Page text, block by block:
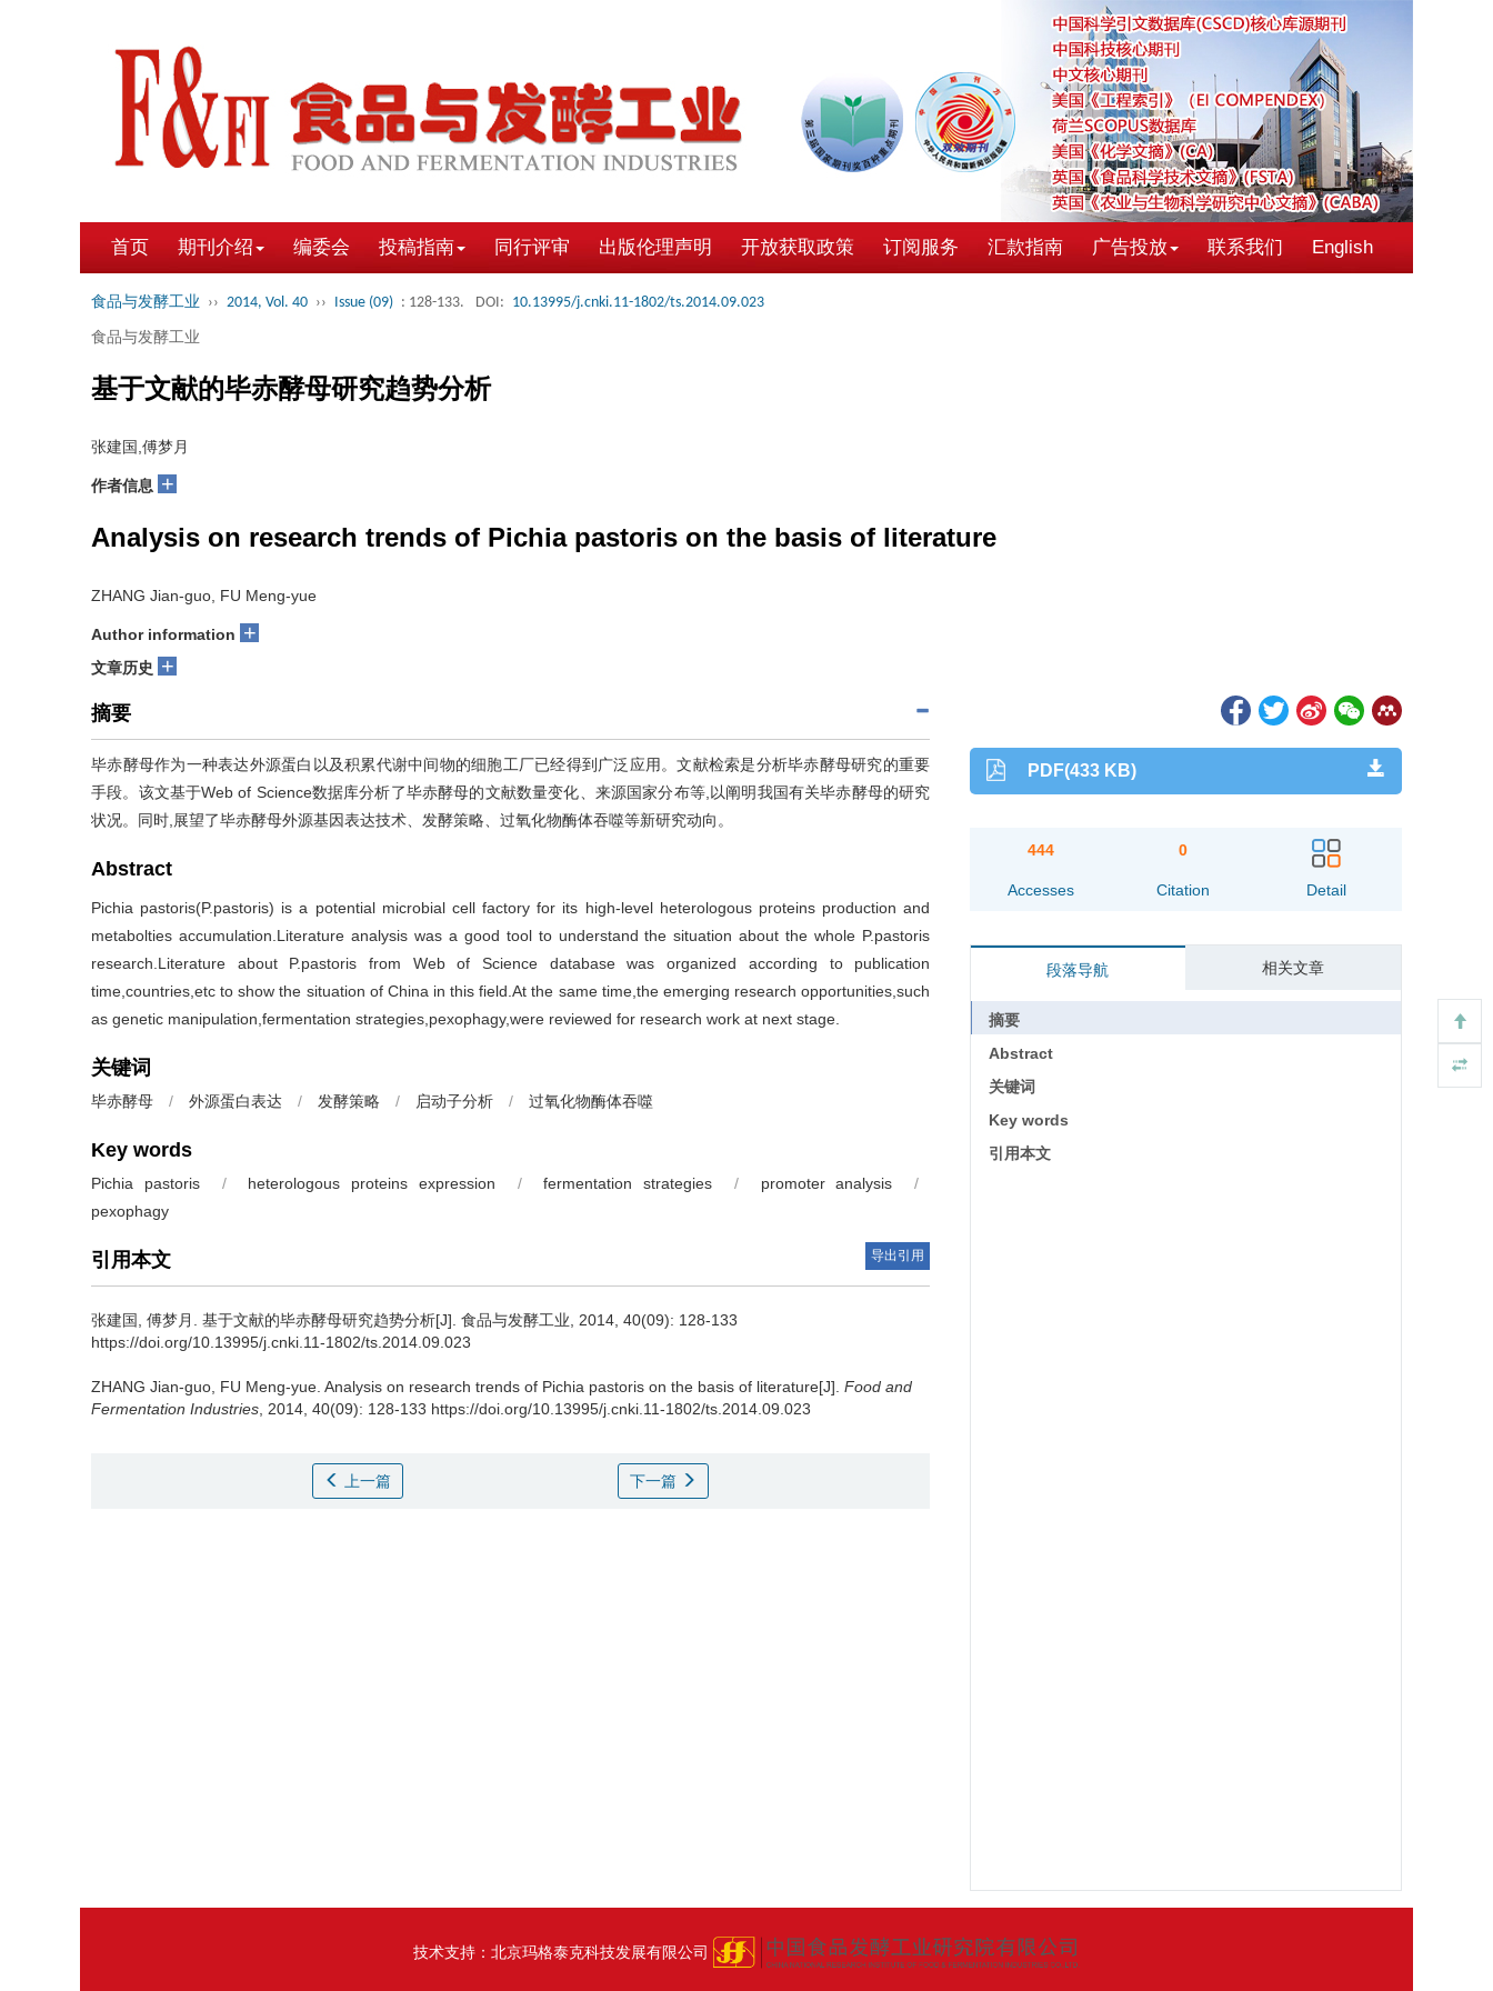
首页 期刊介绍 编委会 投稿指南 同行评审 出版伦理声明 开放获取政策 订阅服务 汇款指南 广告投放 联系我们 English
食品与发酵工业 ›› 2014, Vol. 40 ›› Issue (09) : 128-133. DOI: 10.13995/j.cnki.11-1802/ts.2014.09.023
食品与发酵工业
基于文献的毕赤酵母研究趋势分析
张建国,傅梦月
作者信息 +
Analysis on research trends of Pichia pastoris on the basis of literature
ZHANG Jian-guo, FU Meng-yue
Author information +
文章历史 +
摘要
毕赤酵母作为一种表达外源蛋白以及积累代谢中间物的细胞工厂已经得到广泛应用。文献检索是分析毕赤酵母研究的重要
手段。该文基于Web of Science数据库分析了毕赤酵母的文献数量变化、来源国家分布等,以阐明我国有关毕赤酵母的研究
状况。同时,展望了毕赤酵母外源基因表达技术、发酵策略、过氧化物酶体吞噬等新研究动向。
Abstract
Pichia pastoris(P.pastoris) is a potential microbial cell factory for its high-level heterologous proteins production and
metabolties accumulation.Literature analysis was a good tool to understand the situation about the whole P.pastoris
research.Literature about P.pastoris from Web of Science database was organized according to publication
time,countries,etc to show the situation of China in this field.At the same time,the emerging research opportunities,such
as genetic manipulation,fermentation strategies,pexophagy,were reviewed for research work at next stage.
关键词
毕赤酵母 / 外源蛋白表达 / 发酵策略 / 启动子分析 / 过氧化物酶体吞噬
Key words
Pichia pastoris / heterologous proteins expression / fermentation strategies / promoter analysis
/
pexophagy
引用本文 导出引用
张建国 傅梦月
基于文献的毕赤酵母研究趋势分析[J]. 食品与发酵工业, 2014, 40(09): 128-133
https://doi.org/10.13995/j.cnki.11-1802/ts.2014.09.023
ZHANG Jian-guo FU Meng-yue Analysis on research trends of Pichia pastoris on the basis of literature[J]. Food and
Fermentation Industries , 2014, 40(09): 128-133 https://doi.org/10.13995/j.cnki.11-1802/ts.2014.09.023
上一篇 下一篇
PDF(433 KB)
444
Accesses
0
Citation Detail
段落导航 相关文章
摘要
Abstract
关键词
Key words
引用本文
技术支持： 北京玛格泰克科技发展有限公司